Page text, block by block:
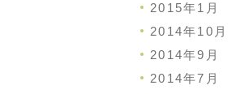
2015年1月
2014年10月
2014年9月
2014年7月